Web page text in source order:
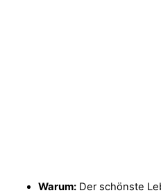
Warum: Der schönste